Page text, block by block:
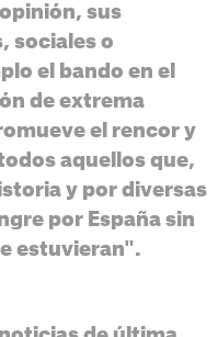
sus
sociales o
el bando en el
de extrema
el rencor y
aquellos que,
y por diversas
por España sin
estuvieran".